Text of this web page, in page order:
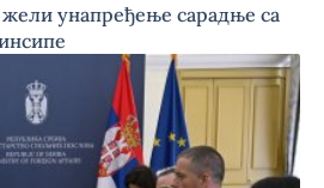
унапређење сарадње са